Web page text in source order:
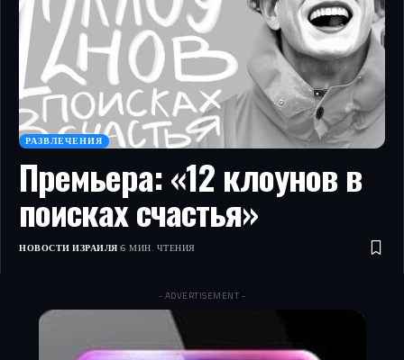
РАЗВЛЕЧЕНИЯ
Премьера: «12 клоунов в
поисках счастья»
НОВОСТИ ИЗРАИЛЯ 6 МИН. ЧТЕНИЯ
- ADVERTISEMENT -